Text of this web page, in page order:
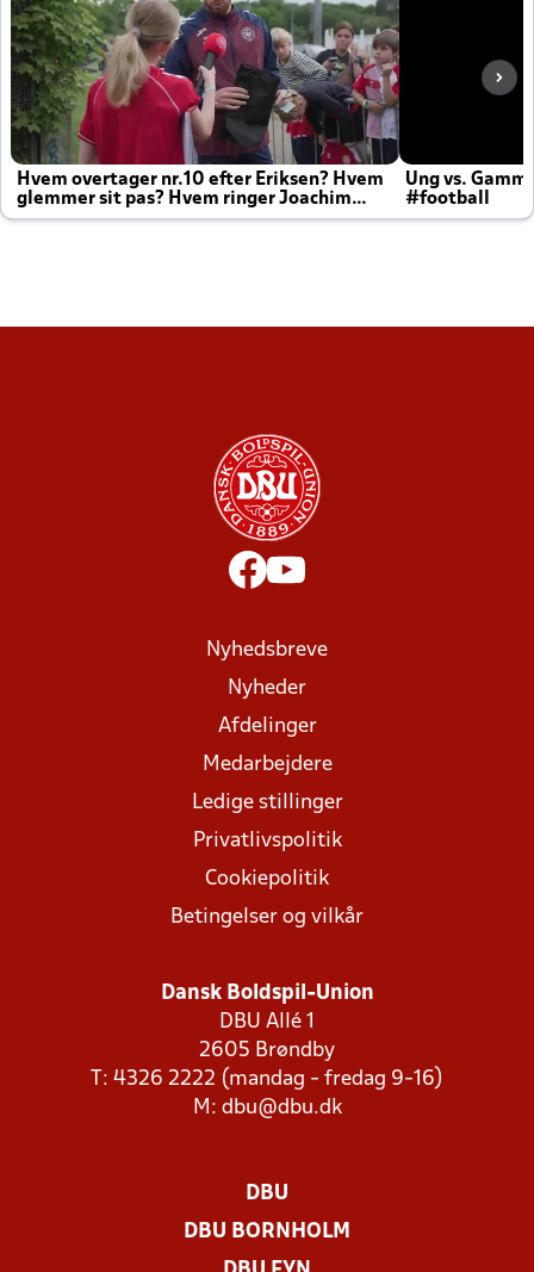
Hvem overtager nr.10 efter Eriksen? Hvem
glemmer sit pas? Hvem ringer Joachim
altid til efter kampe?
Ung vs.
#football
Nyhedsbreve
Nyheder
Afdelinger
Medarbejdere
Ledige stillinger
Privatlivspolitik
Cookiepolitik
Betingelser og vilkår
Dansk Boldspil-Union
DBU Allé 1
2605 Brøndby
T: 4326 2222 (mandag - fredag 9-16)
M: dbu@dbu.dk
DBU
DBU BORNHOLM